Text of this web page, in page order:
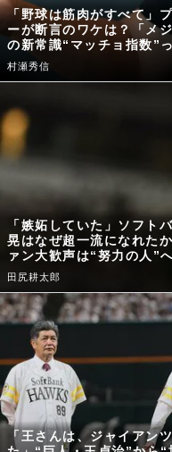
「野球は筋肉がすべて」
ーが断言のワケは？「メ
の新常識“マッチョ指数”
村瀬秀信
「嫉妬していた」ソフト
晃はなぜ超一流になれた
ァン大歓声は“努力の人”
田尻耕太郎
「王さんは、ジャイアン